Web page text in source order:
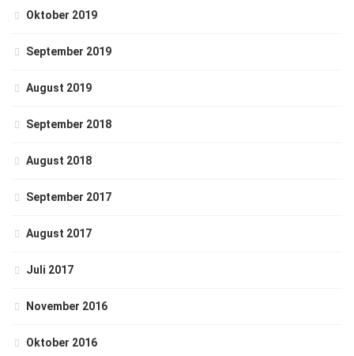
Oktober 2019
September 2019
August 2019
September 2018
August 2018
September 2017
August 2017
Juli 2017
November 2016
Oktober 2016